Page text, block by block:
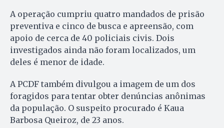
A operação cumpriu quatro mandados de prisão
preventiva e cinco de busca e apreensão, com
apoio de cerca de 40 policiais civis. Dois
investigados ainda não foram localizados, um
deles é menor de idade.
A PCDF também divulgou a imagem de um dos
foragidos para tentar obter denúncias anônimas
da população. O suspeito procurado é Kaua
Barbosa Queiroz, de 23 anos.